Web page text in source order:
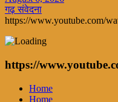
गढ़ संवेदना
https://www.youtube.com/
https://
Home
Home